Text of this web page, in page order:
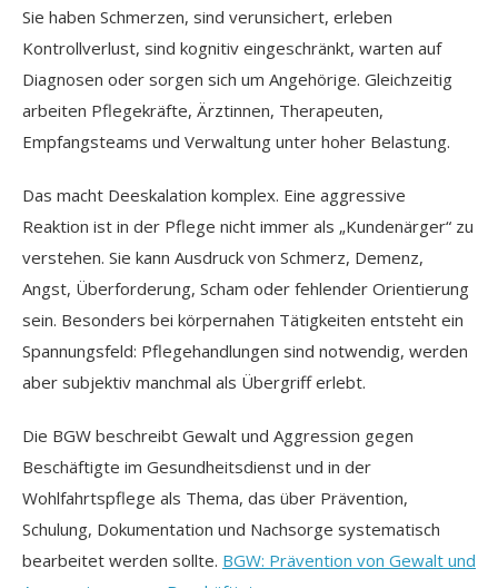
Sie haben Schmerzen, sind verunsichert, erleben
Kontrollverlust, sind kognitiv eingeschränkt, warten auf
Diagnosen oder sorgen sich um Angehörige. Gleichzeitig
arbeiten Pflegekräfte, Ärztinnen, Therapeuten,
Empfangsteams und Verwaltung unter hoher Belastung.
Das macht Deeskalation komplex. Eine aggressive
Reaktion ist in der Pflege nicht immer als „Kundenärger“ zu
verstehen. Sie kann Ausdruck von Schmerz, Demenz,
Angst, Überforderung, Scham oder fehlender Orientierung
sein. Besonders bei körpernahen Tätigkeiten entsteht ein
Spannungsfeld: Pflegehandlungen sind notwendig, werden
aber subjektiv manchmal als Übergriff erlebt.
Die BGW beschreibt Gewalt und Aggression gegen
Beschäftigte im Gesundheitsdienst und in der
Wohlfahrtspflege als Thema, das über Prävention,
Schulung, Dokumentation und Nachsorge systematisch
bearbeitet werden sollte. BGW: Prävention von Gewalt und